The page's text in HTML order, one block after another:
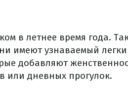
в летнее время года.
имеют узнаваемый
добавляют
или дневных прогулок.